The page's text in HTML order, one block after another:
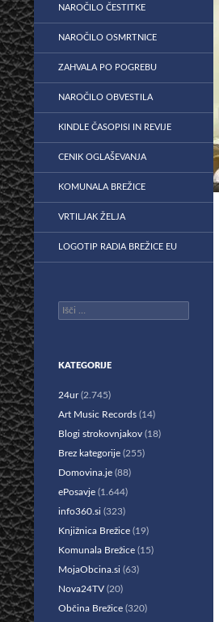
NAROČILO ČESTITKE
NAROČILO OSMRTNICE
ZAHVALA PO POGREBU
NAROČILO OBVESTILA
KINDLE ČASOPISI IN REVIJE
CENIK OGLAŠEVANJA
KOMUNALA BREŽICE
VRTILJAK ŽELJA
LOGOTIP RADIA BREŽICE EU
Išči:
KATEGORIJE
24ur(2.745)
Art Music Records (14)
Blogi strokovnjakov (18)
Brez kategorije (255)
Domovina.je (88)
ePosavje (1.644)
info360.si (323)
Knjižnica Brežice (19)
Komunala Brežice (15)
MojaObcina.si (63)
Nova24TV (20)
Občina Brežice (320)